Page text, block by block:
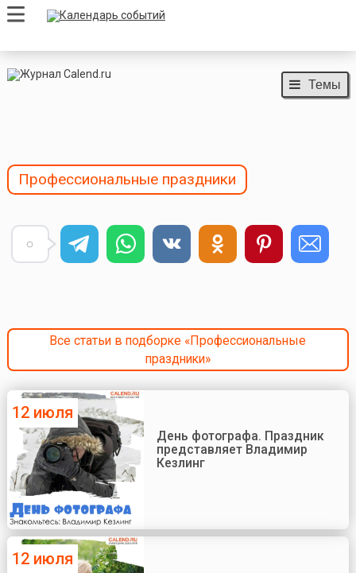
Темы
Профессиональные праздники
Все статьи в подборке «Профессиональные
праздники»
12 июля
День фотографа. Праздник
представляет Владимир
Кезлинг
12 июля